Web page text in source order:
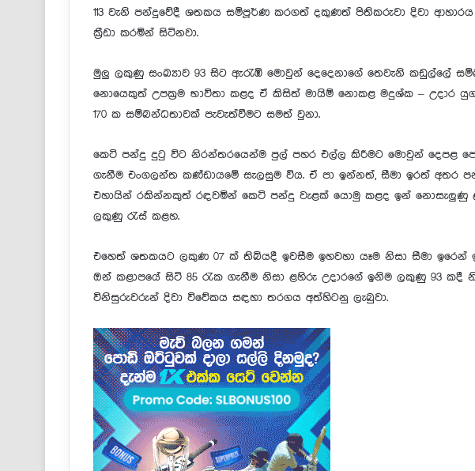
113 වැනි පන්දුවේදී ශතකය සම්පූර්ණ කරගත් දකුණත් පිතිකරුවා දිවා
ක්‍රීඩා කරමින් සිටිනවා.
මුලු ලකුණු සංඛ්‍යාව 93 සිට ඇරැඹි මොවුන් දෙදෙනාගේ තෙවැනි කඩුල්ලේ
නොයෙකුත් උපක්‍රම භාවිතා කළද ඒ කිසිත් මායිම් නොකළ මදුශ්ක – උදාර
170 ක සම්බන්ධතාවක් පැවැත්වීමට සමත් වුනා.
කෙටි පන්දු දුටු විට නිරන්තරයෙන්ම පුල් පහර එල්ල කිරීමට මොවුන් දෙපළ
ගැනීම එංගලන්ත කණ්ඩායමේ සැලසුම විය. ඒ පා ඉන්නත්, සීමා ඉරත් අතර
එහායින් රකින්නකුත් රඳවමින් කෙටි පන්දු වැළක් යොමු කළද ඉන් නොසැලුණු
ලකුණු රැස් කළහ.
එහෙත් ශතකයට ලකුණ 07 ක් තිබියදී ඉවසීම ඉහවහා යෑම නිසා සීමා
ඔන් කළාපයේ සිටි 85 රැක ගැනීම නිසා ළහිරු උදාරගේ ඉනිම ලකුණු 93 කදී
විනිසුරුවරුන් දිවා විවේකය සඳහා තරගය අත්හිටනු ලැබුවා.